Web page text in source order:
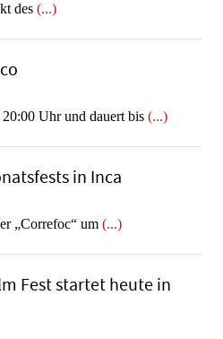
des (...)
Uhr und dauert bis (...)
in Inca
„Correfoc“ um (...)
Fest startet heute in